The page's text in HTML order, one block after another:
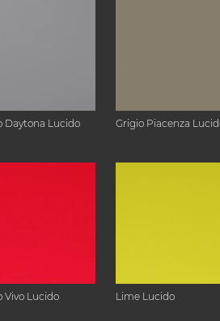
Daytona Lucido Grigio Piacenza
Vivo Lucido Lime Lucido